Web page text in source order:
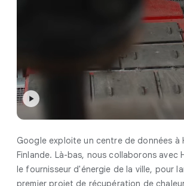
Google exploite un centre de données à
Finlande. Là-bas, nous collaborons avec
le fournisseur d'énergie de la ville, pour
premier projet de récupération de